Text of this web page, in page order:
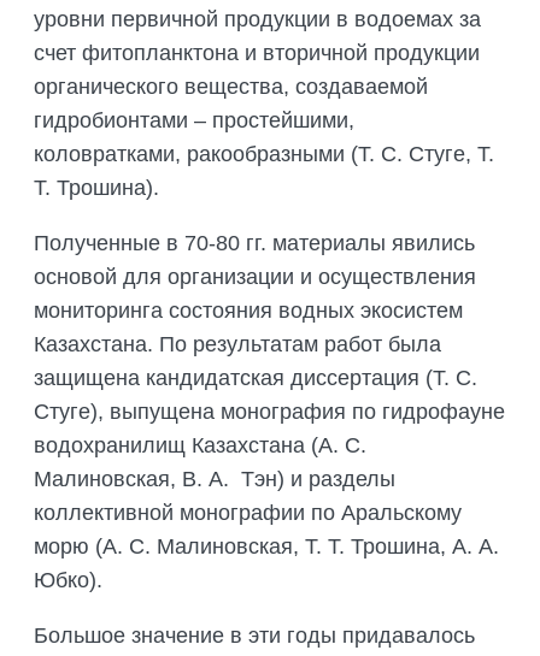
уровни первичной продукции в водоемах за
счет фитопланктона и вторичной продукции
органического вещества, создаваемой
гидробионтами – простейшими,
коловратками, ракообразными (Т. С. Стуге, Т.
Т. Трошина).
Полученные в 70-80 гг. материалы явились
основой для организации и осуществления
мониторинга состояния водных экосистем
Казахстана. По результатам работ была
защищена кандидатская диссертация (Т. С.
Стуге), выпущена монография по гидрофауне
водохранилищ Казахстана (А. С.
Малиновская, В. А. Тэн) и разделы
коллективной монографии по Аральскому
морю (А. С. Малиновская, Т. Т. Трошина, А. А.
Юбко).
Большое значение в эти годы придавалось